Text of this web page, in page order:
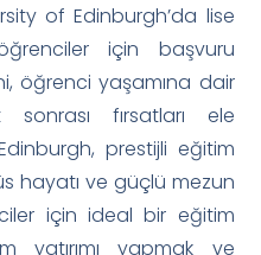
of Edinburgh’da lise
için başvuru
öğrenci yaşamına dair
fırsatları ele
prestijli eğitim
hayatı ve güçlü mezun
için ideal bir eğitim
yatırımı yapmak ve